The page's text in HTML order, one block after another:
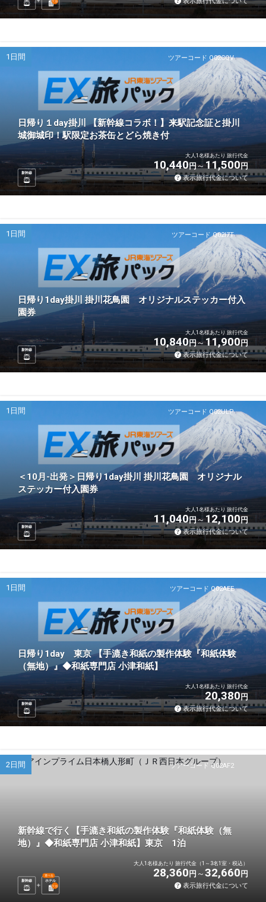
泊
ツアーコード Q02CQV
1日間
日帰り１day掛川 【新幹線コラボ！】来駅記念証と掛川
城御城印！駅限定お茶缶とどら焼き付
新幹線
大人1名様あたり 旅行代金
10,440円 11,500円
表示旅行代金について
ツアーコード Q02I7T
1日間
日帰り1day掛川 掛川花鳥園 オリジナルステッカー付入
園券
新幹線
大人1名様あたり 旅行代金
10,840円 11,900円
表示旅行代金について
ツアーコード Q02ULP
1日間
＜10月-出発＞日帰り1day掛川 掛川花鳥園 オリジナル
ステッカー付入園券
新幹線
大人1名様あたり 旅行代金
11,040円 12,100円
表示旅行代金について
ツアーコード Q02AEE
1日間
日帰り1day 東京 【手漉き和紙の製作体験『和紙体験
（無地）』◆和紙専門店 小津和紙】
新幹線
大人1名様あたり 旅行代金
20,380円
表示旅行代金について
ツアーコード Q02AF2
2日間
新幹線で行く【手漉き和紙の製作体験『和紙体験（無
地）』◆和紙専門店 小津和紙】東京 1泊
新幹線 ホテル
選べる
1 泊
大人1名様あたり 旅行代金（1～3名1室・税込）
28,360 円 32,660 円
表示旅行代金について